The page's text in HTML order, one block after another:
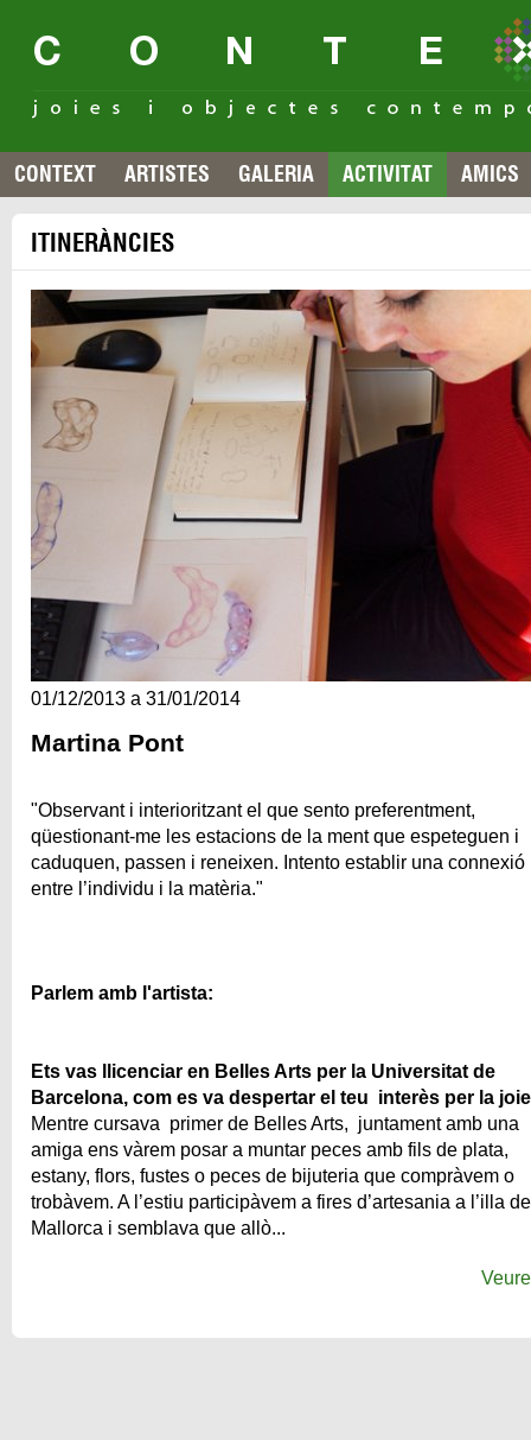
CONTEXT ARTISTES GALERIA ACTIVITAT AMICS
ITINERÀNCIES
01/12/2013 a 31/01/2014
Martina Pont
"Observant i interioritzant el que sento preferentment,
qüestionant-me les estacions de la ment que espeteguen i
caduquen, passen i reneixen. Intento establir una connexió
entre l’individu i la matèria."
Parlem amb l'artista:
Ets vas llicenciar en Belles Arts per la Universitat de
Barcelona, com es va despertar el teu interès per la
Mentre cursava primer de Belles Arts, juntament amb una
amiga ens vàrem posar a muntar peces amb fils de plata,
estany, flors, fustes o peces de bijuteria que compràvem o
trobàvem. A l’estiu participàvem a fires d’artesania a l’illa de
Mallorca i semblava que allò...